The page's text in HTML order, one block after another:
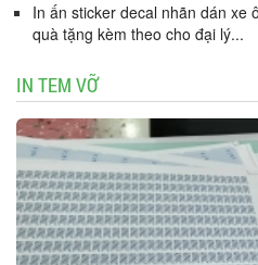
In ấn sticker decal nhãn dán xe
quà tặng kèm theo cho đại lý...
IN TEM VỠ